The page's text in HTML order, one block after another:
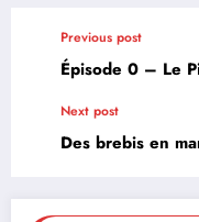
Previous post
Épisode 0 – Le
Next post
Des brebis en